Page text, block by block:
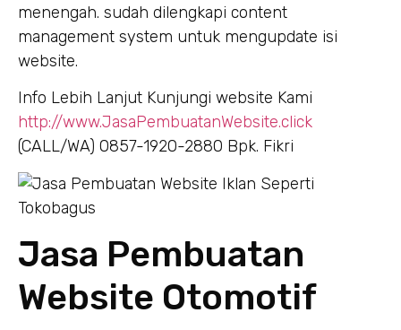
menengah. sudah dilengkapi content
management system untuk mengupdate isi
website.
Info Lebih Lanjut Kunjungi website Kami
http://www.JasaPembuatanWebsite.click
(CALL/WA) 0857-1920-2880 Bpk. Fikri
Jasa Pembuatan
Website Otomotif